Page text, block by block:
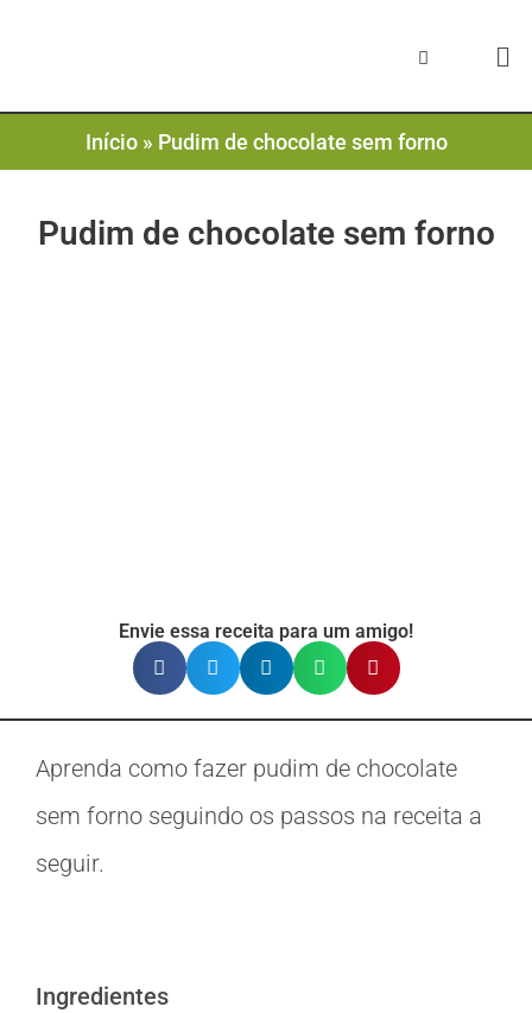
Início» Pudim de chocolate sem forno
Pudim de chocolate sem forno
Envie essa receita para um amigo!
Aprenda como fazer pudim de chocolate
sem forno seguindo os passos na receita a
seguir.
Ingredientes